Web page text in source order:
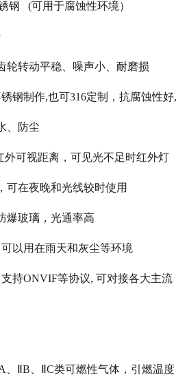
钢 (可用于腐蚀性环境）
轮转动平稳、噪声小、耐磨损
钢制作,也可316定制，抗腐蚀性好,
、防尘
外可视距离，可见光不足时红外灯
可在夜晚和光线较时使用
爆玻璃，光通率高
以用在雨天和灰尘等环境
支持ONVIF等协议, 可对接各大主流
B C类可燃性气体，引燃温度